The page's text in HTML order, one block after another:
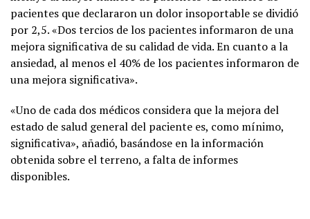
pacientes que declararon un dolor insoportable se dividió
por 2,5. «Dos tercios de los pacientes informaron de una
mejora significativa de su calidad de vida. En cuanto a la
ansiedad, al menos el 40% de los pacientes informaron de
una mejora significativa».
«Uno de cada dos médicos considera que la mejora del
estado de salud general del paciente es, como mínimo,
significativa», añadió, basándose en la información
obtenida sobre el terreno, a falta de informes
disponibles.